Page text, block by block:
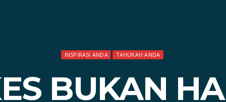
INSPIRASI ANDA TAHUKAH ANDA
BUKAN